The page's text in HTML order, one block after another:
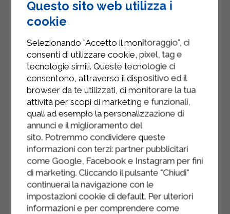
dal fuoco.
cucchiaio di Strakì Sterilgarda.
Fare raffreddare la zucca frullata.
Fare tostare in forno le fette di pane.
Preparare le bruschette, cospargerle
di crema di zucca, di qualche foglia
di salvia e semi di zucca.
Questo sito web utilizza i
cookie
Selezionando "Accetto il monitoraggio", ci
consenti di utilizzare cookie, pixel, tag e
tecnologie simili. Queste tecnologie ci
consentono, attraverso il dispositivo ed il
browser da te utilizzati, di monitorare la tua
attività per scopi di marketing e funzionali,
quali ad esempio la personalizzazione di
annunci e il miglioramento del
sito. Potremmo condividere queste
informazioni con terzi: partner pubblicitari
come Google, Facebook e Instagram per fini
di marketing. Cliccando il pulsante "Chiudi"
continuerai la navigazione con le
impostazioni cookie di default. Per ulteriori
informazioni e per comprendere come